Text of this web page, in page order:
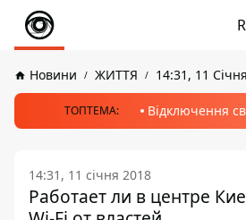
Новини ЖИТТЯ 14:31, 11
ТОПТЕМА: Відключення
14:31, 11 січня 2018
Работает ли в центре